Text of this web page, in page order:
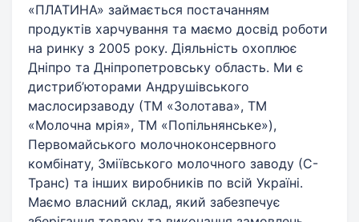
«ПЛАТИНА» займається постачанням
продуктів харчування та маємо досвід роботи
на ринку з 2005 року. Діяльність охоплює
Дніпро та Дніпропетровську область. Ми є
дистриб’юторами Андрушівського
маслосирзаводу (ТМ «Золотава», ТМ
«Молочна мрія», ТМ «Попільнянське»),
Первомайського молочноконсервного
комбінату, Зміївського молочного заводу (С-
Транс) та інших виробників по всій Україні.
Маємо власний склад, який забезпечує